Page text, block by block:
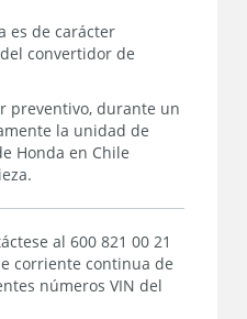
es de carácter
convertidor de
preventivo, durante un
la unidad de
Honda en Chile
al 600 821 00 21
corriente continua de
números VIN del